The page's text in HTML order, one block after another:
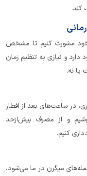
کند.
خود مشورت کنیم تا مشخص
دارد و نیازی به تنظیم زمان
یا نه.
در ساعت‌های بعد از افطار
و از مصرف بیش‌ازحد
کنیم.
میگرن در ما می‌شود،